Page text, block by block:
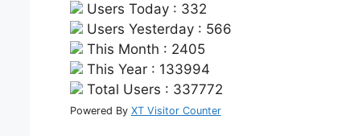
Users Today : 332
Users Yesterday : 566
This Month : 2405
This Year : 133994
Total Users : 337772
Powered By XT Visitor Counter